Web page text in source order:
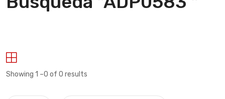
Showing 1 –0 of 0 results